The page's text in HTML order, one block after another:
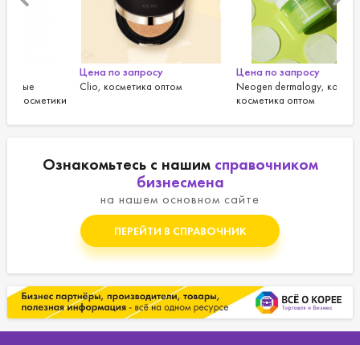
Цена по запросу
Clio, косметика оптом
Цена по запросу
Neogen dermalogy, корейская
косметика оптом
Ознакомьтесь с нашим справочником
бизнесмена
на нашем основном сайте
ПЕРЕЙТИ В СПРАВОЧНИК